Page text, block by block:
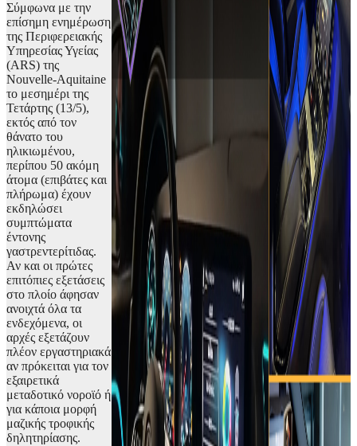
Σύμφωνα με την
επίσημη ενημέρωση
της Περιφερειακής
Υπηρεσίας Υγείας
(ARS) της
Nouvelle-Aquitaine
το μεσημέρι της
Τετάρτης (13/5),
εκτός από τον
θάνατο του
ηλικιωμένου,
περίπου 50 ακόμη
άτομα (επιβάτες και
πλήρωμα) έχουν
εκδηλώσει
συμπτώματα
έντονης
γαστρεντερίτιδας.
Αν και οι πρώτες
επιτόπιες εξετάσεις
στο πλοίο άφησαν
ανοιχτά όλα τα
ενδεχόμενα, οι
αρχές εξετάζουν
πλέον εργαστηριακά
αν πρόκειται για τον
εξαιρετικά
μεταδοτικό νοροϊό ή
για κάποια μορφή
μαζικής τροφικής
δηλητηρίασης.